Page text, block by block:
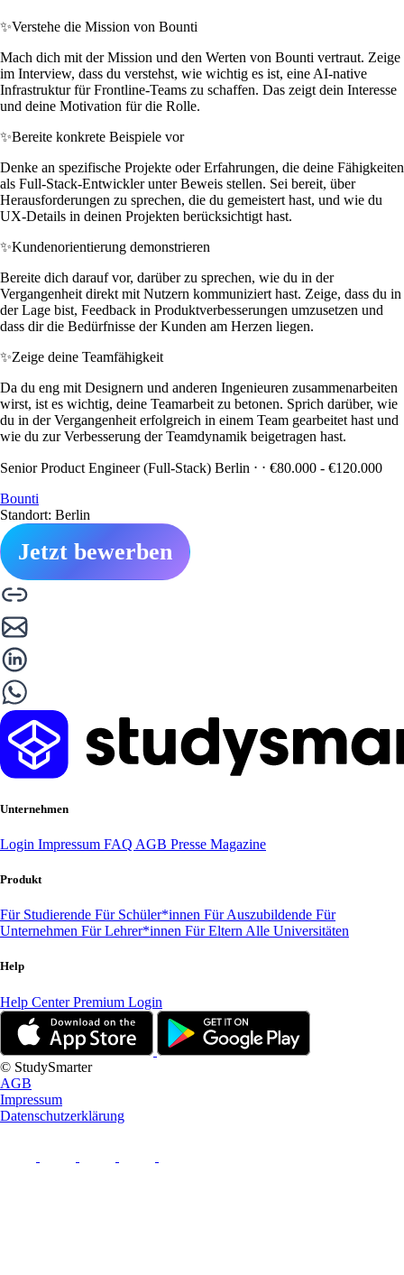
✨Verstehe die Mission von Bounti
Mach dich mit der Mission und den Werten von Bounti vertraut. Zeige
im Interview, dass du verstehst, wie wichtig es ist, eine AI-native
Infrastruktur für Frontline-Teams zu schaffen. Das zeigt dein Interesse
und deine Motivation für die Rolle.
✨Bereite konkrete Beispiele vor
Denke an spezifische Projekte oder Erfahrungen, die deine Fähigkeiten
als Full-Stack-Entwickler unter Beweis stellen. Sei bereit, über
Herausforderungen zu sprechen, die du gemeistert hast, und wie du
UX-Details in deinen Projekten berücksichtigt hast.
✨Kundenorientierung demonstrieren
Bereite dich darauf vor, darüber zu sprechen, wie du in der
Vergangenheit direkt mit Nutzern kommuniziert hast. Zeige, dass du in
der Lage bist, Feedback in Produktverbesserungen umzusetzen und
dass dir die Bedürfnisse der Kunden am Herzen liegen.
✨Zeige deine Teamfähigkeit
Da du eng mit Designern und anderen Ingenieuren zusammenarbeiten
wirst, ist es wichtig, deine Teamarbeit zu betonen. Sprich darüber, wie
du in der Vergangenheit erfolgreich in einem Team gearbeitet hast und
wie du zur Verbesserung der Teamdynamik beigetragen hast.
Senior Product Engineer (Full-Stack) Berlin ⋅ ⋅ €80.000 - €120.000
Bounti
Standort: Berlin
Jetzt bewerben
Unternehmen
Login Impressum FAQ AGB Presse Magazine
Produkt
Für Studierende Für Schüler*innen Für Auszubildende Für
Unternehmen Für Lehrer*innen Für Eltern Alle Universitäten
Help
Help CenterPremium Login
© StudySmarter
AGB
Impressum
Datenschutzerklärung